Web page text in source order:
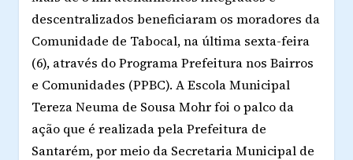
descentralizados beneficiaram os moradores da
Comunidade de Tabocal, na última sexta-feira
(6), através do Programa Prefeitura nos Bairros
e Comunidades (PPBC). A Escola Municipal
Tereza Neuma de Sousa Mohr foi o palco da
ação que é realizada pela Prefeitura de
Santarém, por meio da Secretaria Municipal de